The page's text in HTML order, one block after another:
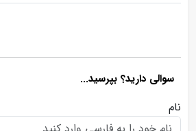
سوالی دارید؟ بپرسید...
نام